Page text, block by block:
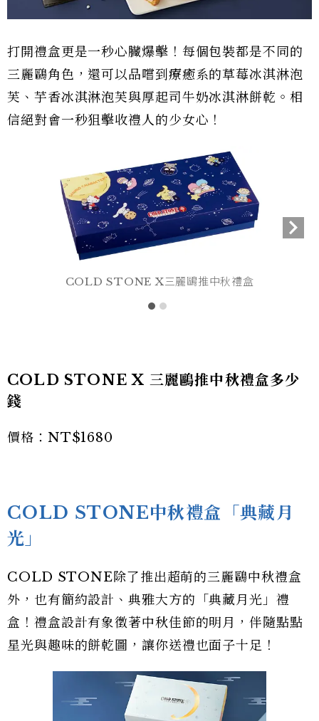
打開禮盒更是一秒心臟爆擊！每個包裝都是不同的
三麗鷗角色，還可以品嚐到療癒系的草莓冰淇淋泡
芙、芋香冰淇淋泡芙與厚起司牛奶冰淇淋餅乾。相
信絕對會一秒狙擊收禮人的少女心！
COLD STONE X三麗鷗推中秋禮盒
COLD STONE X 三麗鷗推中秋禮盒多少
錢
價格：NT$1680
COLD STONE中秋禮盒「典藏月
光」
COLD STONE除了推出超萌的三麗鷗中秋禮盒
外，也有簡約設計、典雅大方的「典藏月光」禮
盒！禮盒設計有象徵著中秋佳節的明月，伴隨點點
星光與趣味的餅乾圖，讓你送禮也面子十足！